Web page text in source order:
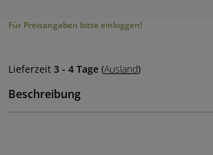
Für Preisangaben bitte einloggen!
Lieferzeit 3 - 4 Tage (Ausland)
Beschreibung